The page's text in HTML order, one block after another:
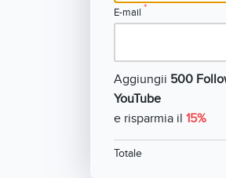
E-mail *
Aggiungii 500
YouTube
e risparmia il 15%
Totale